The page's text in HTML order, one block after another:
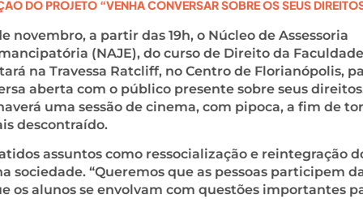
DO PROJETO “VENHA CONVERSAR SOBRE OS SEUS
novembro, a partir das 19h, o Núcleo de Assessoria
(NAJE), do curso de Direito da Faculdade
na Travessa Ratcliff, no Centro de Florianópolis,
aberta com o público presente sobre seus
uma sessão de cinema, com pipoca, a fim de
descontraído.
assuntos como ressocialização e reintegração
sociedade. “Queremos que as pessoas participem
os alunos se envolvam com questões importantes